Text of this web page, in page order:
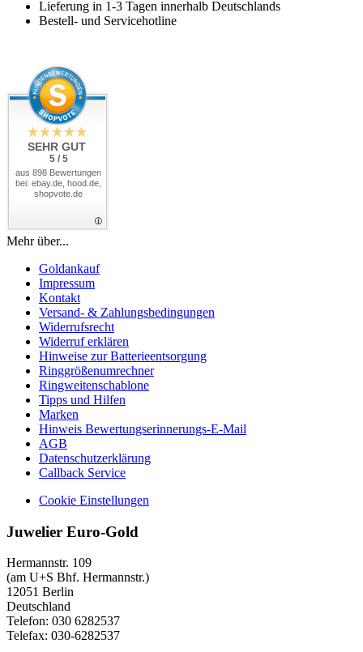
Lieferung in 1-3 Tagen innerhalb Deutschlands
Bestell- und Servicehotline
SEHR GUT
5 / 5
aus 898 Bewertungen
bei: ebay.de, hood.de,
shopvote.de
Mehr über...
Goldankauf
Impressum
Kontakt
Versand- & Zahlungsbedingungen
Widerrufsrecht
Widerruf erklären
Hinweise zur Batterieentsorgung
Ringgrößenumrechner
Ringweitenschablone
Tipps und Hilfen
Marken
Hinweis Bewertungserinnerungs-E-Mail
AGB
Datenschutzerklärung
Callback Service
Cookie Einstellungen
Juwelier Euro-Gold
Hermannstr. 109
(am U+S Bhf. Hermannstr.)
12051 Berlin
Deutschland
Telefon: 030 6282537
Telefax: 030-6282537